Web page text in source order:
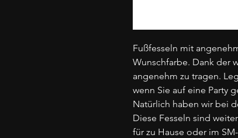
Fußfesseln mit
Wunschfarbe. Dank der
angenehm zu tragen.
wenn Sie auf eine Party
Natürlich haben wir bei
Diese Fesseln sind
für zu Hause oder im